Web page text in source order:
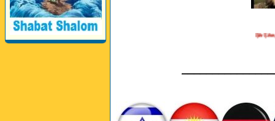
Şêr Şêre, Çi